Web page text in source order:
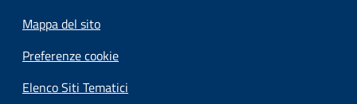
Mappa del sito
Preferenze cookie
Elenco Siti Tematici